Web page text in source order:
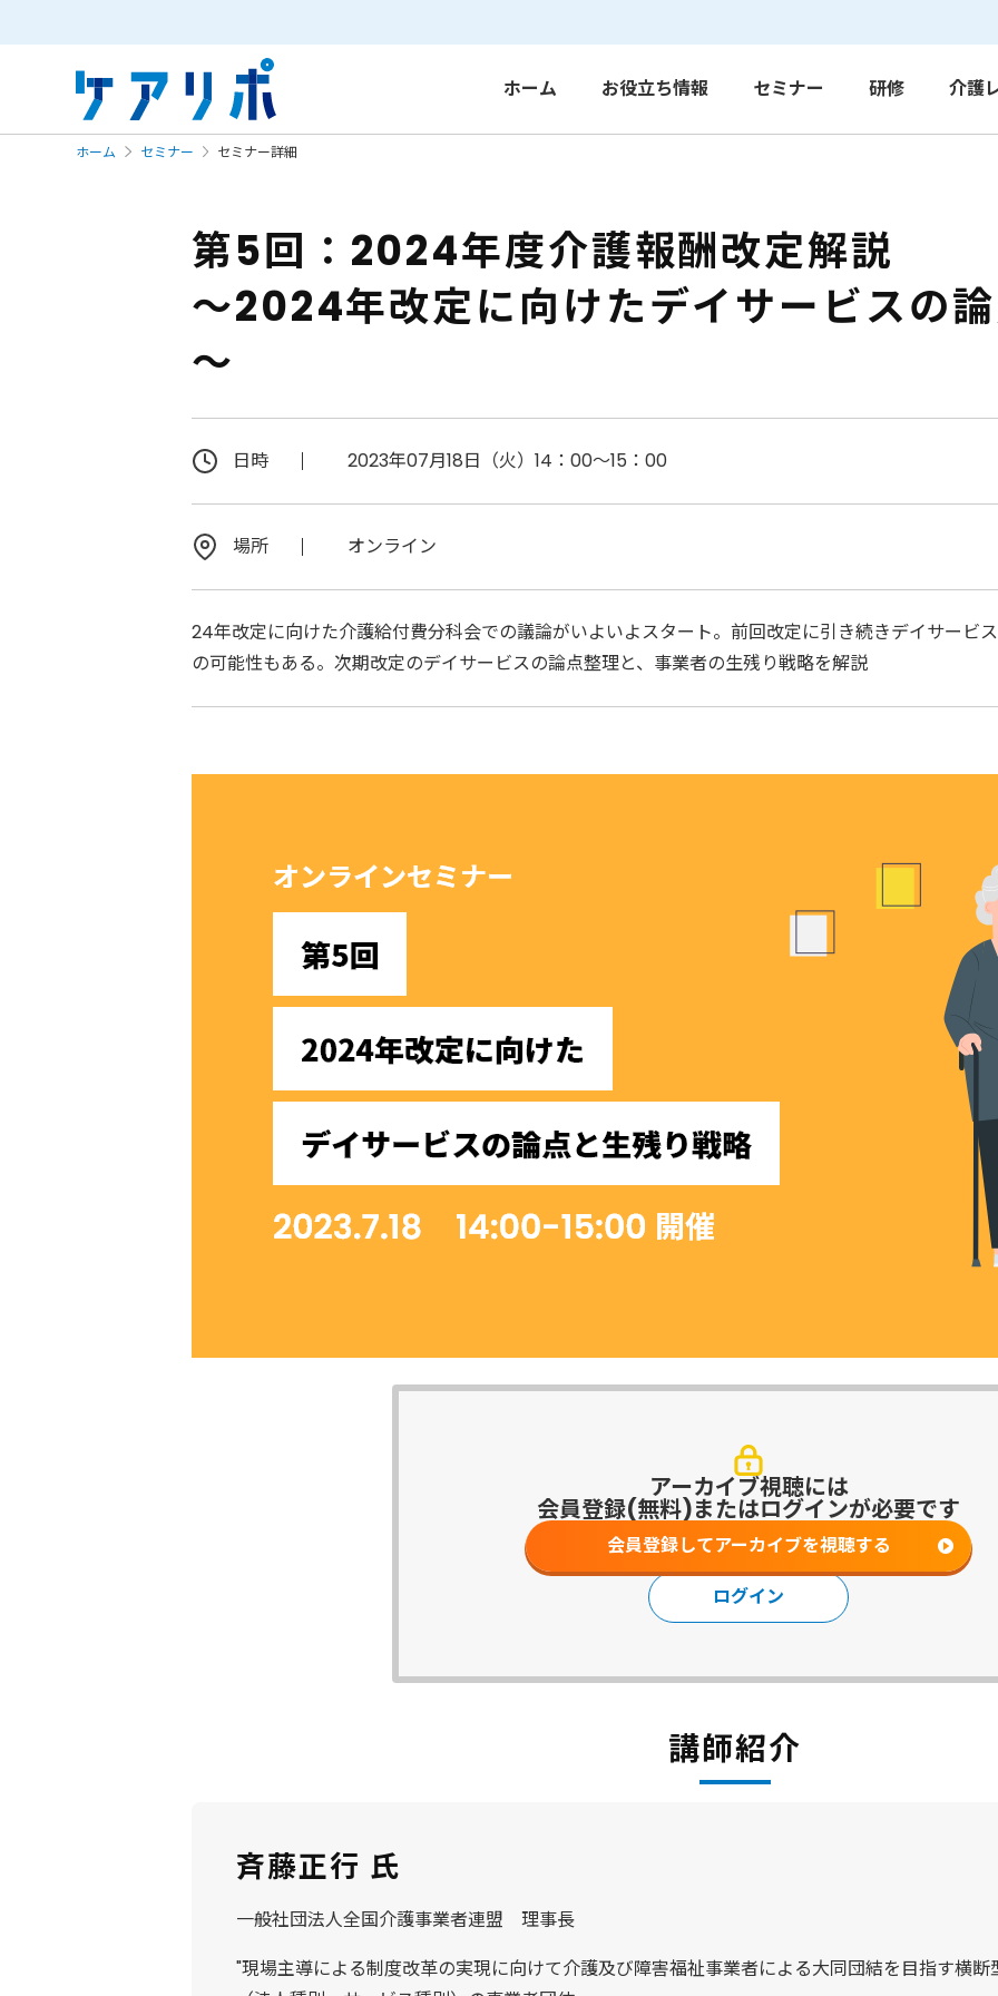
ホーム お役立ち情報 セミナー 研修 介護
ホーム セミナー セミナー詳細
第5回：2024年度介護報酬改定解説
～2024年改定に向けたデイサービスの
～
日時 2023年07月18日（火）14：00～15：00
場所 オンライン
24年改定に向けた介護給付費分科会での議論がいよいよスタート。前回改定に引き続きデイサービ
の可能性もある。次期改定のデイサービスの論点整理と、事業者の生残り戦略を解説
アーカイブ視聴には
会員登録(無料)またはログインが必要です
会員登録してアーカイブを視聴する
ログイン
講師紹介
斉藤正行 氏
一般社団法人全国介護事業者連盟 理事長
"現場主導による制度改革の実現に向けて介護及び障害福祉事業者による大同団結を目指す横断